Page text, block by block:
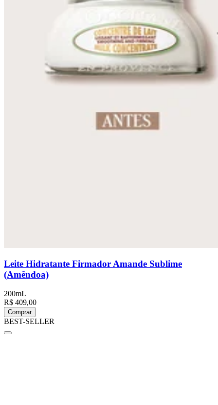
Leite Hidratante Firmador Amande Sublime
(Amêndoa)
200mL
R$ 409,00
Comprar
BEST-SELLER